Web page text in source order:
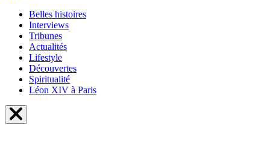
Belles histoires
Interviews
Tribunes
Actualités
Lifestyle
Découvertes
Spiritualité
Léon XIV à Paris